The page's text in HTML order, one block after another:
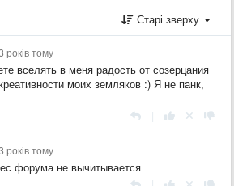
Старі зверху
років тому
вселять в меня радость от созерцания
моих земляков :) Я не панк,
років тому
форума не вычитывается